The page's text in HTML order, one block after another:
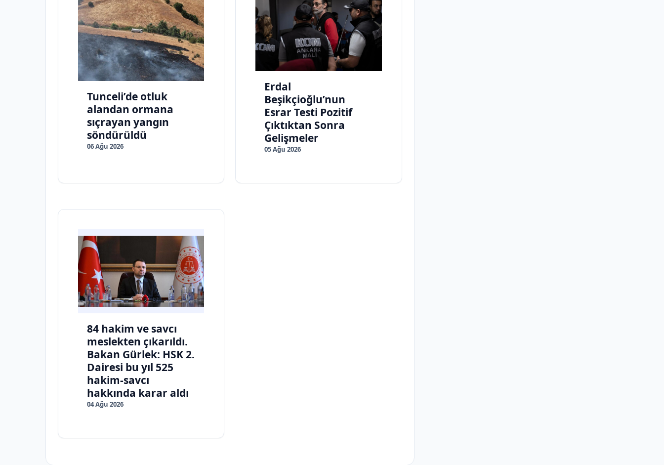
Tunceli’de otluk
alandan ormana
sıçrayan yangın
söndürüldü
06 Ağu 2026
Erdal
Beşikçioğlu’nun
Esrar Testi Pozitif
Çıktıktan Sonra
Gelişmeler
05 Ağu 2026
84 hakim ve savcı
meslekten çıkarıldı.
Bakan Gürlek: HSK 2.
Dairesi bu yıl 525
hakim-savcı
hakkında karar aldı
04 Ağu 2026